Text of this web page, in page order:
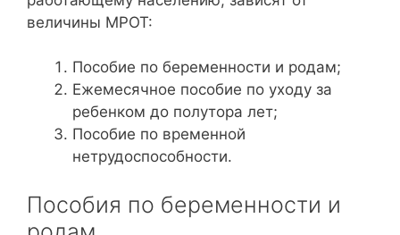
величины МРОТ:
Пособие по беременности и родам;
Ежемесячное пособие по уходу за
ребенком до полутора лет;
Пособие по временной
нетрудоспособности.
Пособия по беременности и